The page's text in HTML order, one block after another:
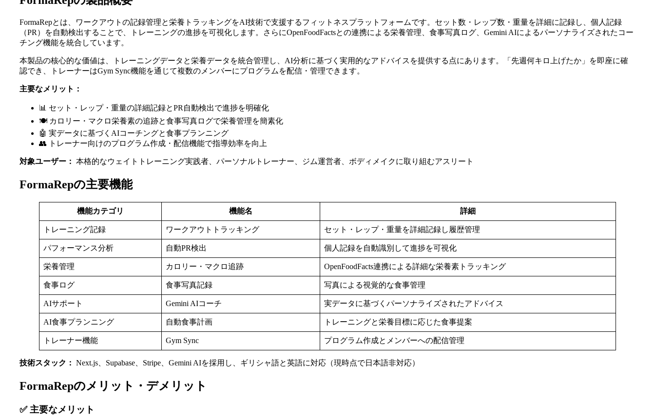
FormaRepとは、ワークアウトの記録管理と栄養トラッキングをAI技術で支援するフィットネスプラットフォームです。セット数・レップ数・重量を詳細に記録し、個人記録
（PR）を自動検出することで、トレーニングの進捗を可視化します。さらにOpenFoodFactsとの連携による栄養管理、食事写真ログ、Gemini AIによるパーソナライズされたコー
チング機能を統合しています。
本製品の核心的な価値は、トレーニングデータと栄養データを統合管理し、AI分析に基づく実用的なアドバイスを提供する点にあります。「先週何キロ上げたか」を即座に確
認でき、トレーナーはGym Sync機能を通じて複数のメンバーにプログラムを配信・管理できます。
主要なメリット：
📊 セット・レップ・重量の詳細記録とPR自動検出で進捗を明確化
🍽️ カロリー・マクロ栄養素の追跡と食事写真ログで栄養管理を簡素化
🤖 実データに基づくAIコーチングと食事プランニング
👥 トレーナー向けのプログラム作成・配信機能で指導効率を向上
対象ユーザー： 本格的なウェイトトレーニング実践者、パーソナルトレーナー、ジム運営者、ボディメイクに取り組むアスリート
FormaRepの主要機能
機能カテゴリ 機能名 詳細
トレーニング記録 ワークアウトトラッキング セット・レップ・重量を詳細記録し履歴管理
パフォーマンス分析 自動PR検出 個人記録を自動識別して進捗を可視化
栄養管理 カロリー・マクロ追跡 OpenFoodFacts連携による詳細な栄養素トラッキング
食事ログ 食事写真記録 写真による視覚的な食事管理
AIサポート Gemini AIコーチ 実データに基づくパーソナライズされたアドバイス
AI食事プランニング 自動食事計画 トレーニングと栄養目標に応じた食事提案
トレーナー機能 Gym Sync プログラム作成とメンバーへの配信管理
技術スタック： Next.js、Supabase、Stripe、Gemini AIを採用し、ギリシャ語と英語に対応（現時点で日本語非対応）
FormaRepのメリット・デメリット
✅ 主要なメリット